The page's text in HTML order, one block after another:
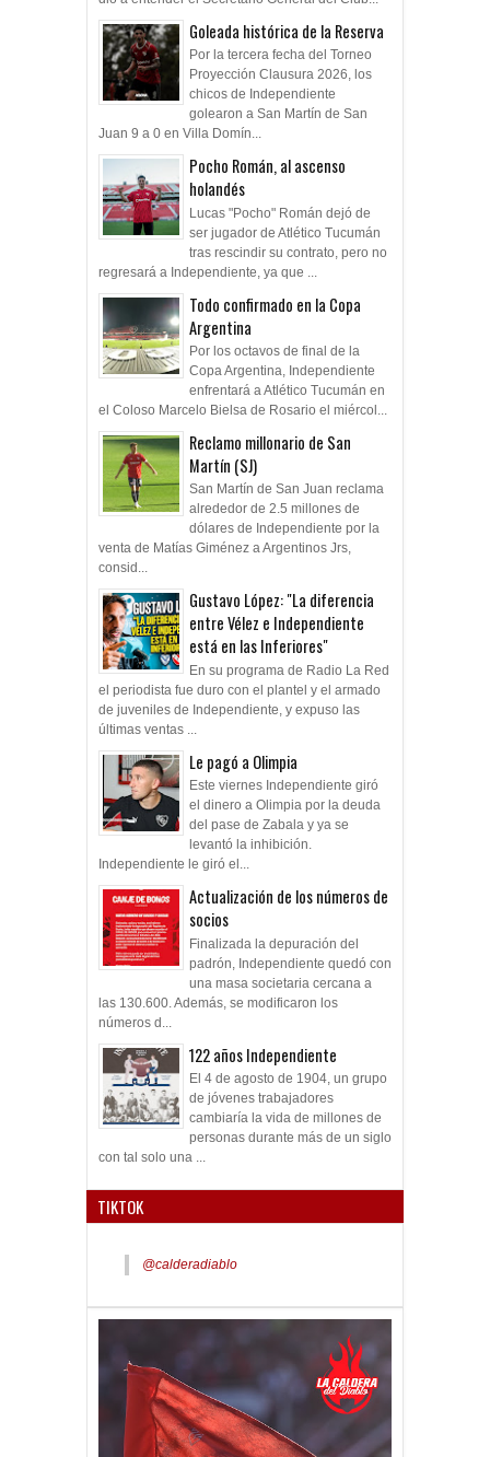
Goleada histórica de la Reserva
Por la tercera fecha del Torneo
Proyección Clausura 2026, los
chicos de Independiente
golearon a San Martín de San
Juan 9 a 0 en Villa Domín...
Pocho Román, al ascenso
holandés
Lucas "Pocho" Román dejó de
ser jugador de Atlético Tucumán
tras rescindir su contrato, pero no
regresará a Independiente, ya que ...
Todo confirmado en la Copa
Argentina
Por los octavos de final de la
Copa Argentina, Independiente
enfrentará a Atlético Tucumán en
el Coloso Marcelo Bielsa de Rosario el miércol...
Reclamo millonario de San
Martín (SJ)
San Martín de San Juan reclama
alrededor de 2.5 millones de
dólares de Independiente por la
venta de Matías Giménez a Argentinos Jrs,
consid...
Gustavo López: "La diferencia
entre Vélez e Independiente
está en las Inferiores"
En su programa de Radio La Red
el periodista fue duro con el plantel y el armado
de juveniles de Independiente, y expuso las
últimas ventas ...
Le pagó a Olimpia
Este viernes Independiente giró
el dinero a Olimpia por la deuda
del pase de Zabala y ya se
levantó la inhibición.
Independiente le giró el...
Actualización de los números de
socios
Finalizada la depuración del
padrón, Independiente quedó con
una masa societaria cercana a
las 130.600. Además, se modificaron los
números d...
122 años Independiente
El 4 de agosto de 1904, un grupo
de jóvenes trabajadores
cambiaría la vida de millones de
personas durante más de un siglo
con tal solo una ...
TIKTOK
@calderadiablo